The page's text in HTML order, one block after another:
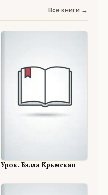
Все книги →
Урок. Бэлла Крымская